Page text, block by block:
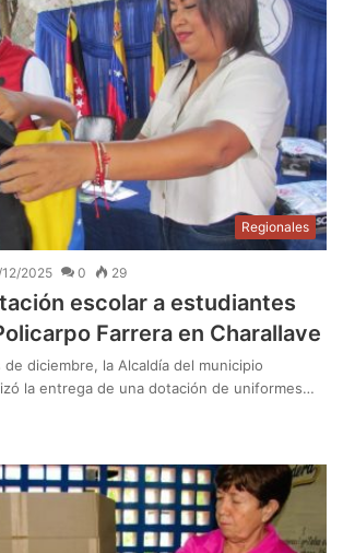
Regionales
2025 0 29
escolar a estudiantes
Farrera en Charallave
de diciembre, la Alcaldía del municipio
la entrega de una dotación de uniformes…